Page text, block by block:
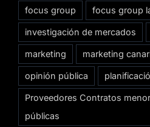
focus group focus group
investigación de mercados
marketing marketing
opinión pública
Proveedores Contratos
públicas